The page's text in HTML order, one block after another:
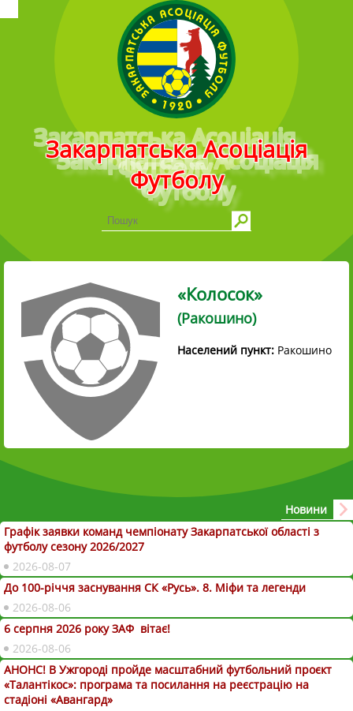
Головне меню
Закарпатська Асоціація
Футболу
«Колосок»
(Ракошино)
Населений пункт: Ракошино
Новини
Графік заявки команд чемпіонату Закарпатської області з
футболу сезону 2026/2027
2026-08-07
До 100-річчя заснування СК «Русь». 8. Міфи та легенди
2026-08-06
6 серпня 2026 року ЗАФ вітає!
2026-08-06
АНОНС! В Ужгороді пройде масштабний футбольний проєкт
«Талантікос»: програма та посилання на реєстрацію на
стадіоні «Авангард»